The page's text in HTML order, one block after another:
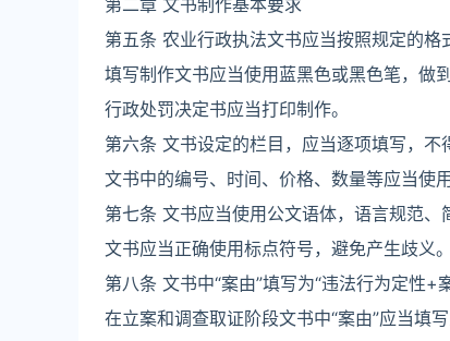
第二章 文书制作基本要求
第五条 农业行政执法文书应当按照规定的格
填写制作文书应当使用蓝黑色或黑色笔，做
行政处罚决定书应当打印制作。
第六条 文书设定的栏目，应当逐项填写，不
文书中的编号、时间、价格、数量等应当使
第七条 文书应当使用公文语体，语言规范、
文书应当正确使用标点符号，避免产生歧义。
第八条 文书中“案由”填写为“违法行为定性+
在立案和调查取证阶段文书中“案由”应当填